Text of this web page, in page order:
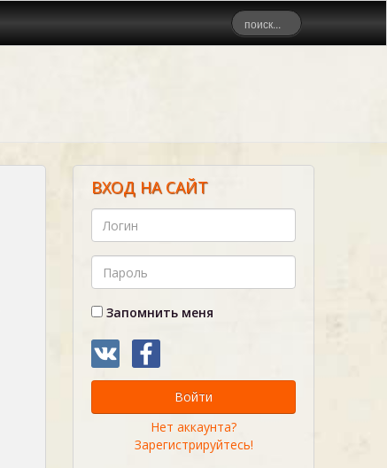
ВХОД НА САЙТ
Запомнить меня
Войти
Нет аккаунта?
Зарегистрируйтесь!